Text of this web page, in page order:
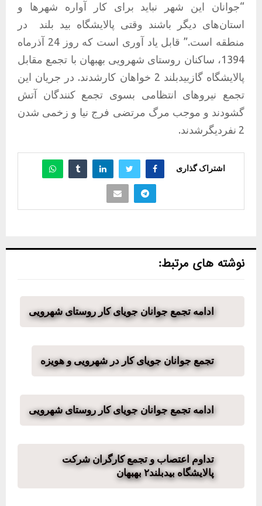
“جوانان این شهر نباید برای کار آواره شهرها و
استان‌های دیگر باشند وقتی پالایشگاه بید بلند
در
منطقه است.” قابل یاد آوری است که روز 24 آذرماه
1394، ساکنان روستای شهرویی بهبهان با تجمع مقابل
پالایشگاه گازبیدبلند 2 خواهان کارشدند. در جریان این
تجمع نیروهای انتظامی بسوی تجمع کنندگان آتش
گشودند و موجب مرگ مرتضی فرج نیا و زخمی شدن
2 نفردیگرشدند.
اشتراک گذاری
نوشته های مرتبط:
ادامه تجمع جوانان جویای کار روستای شهرویی
تجمع جوانان جویای کار در شهرویی و هویزه
ادامه تجمع جوانان جویای کار روستای شهرویی
تداوم اعتصاب‌ و تجمع کارگران شرکت
پالایشگاه بیدبلند۲ بهبهان